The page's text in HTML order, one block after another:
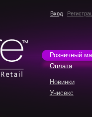
Вход
Розничный
Оплата
Новинки
Унисекс